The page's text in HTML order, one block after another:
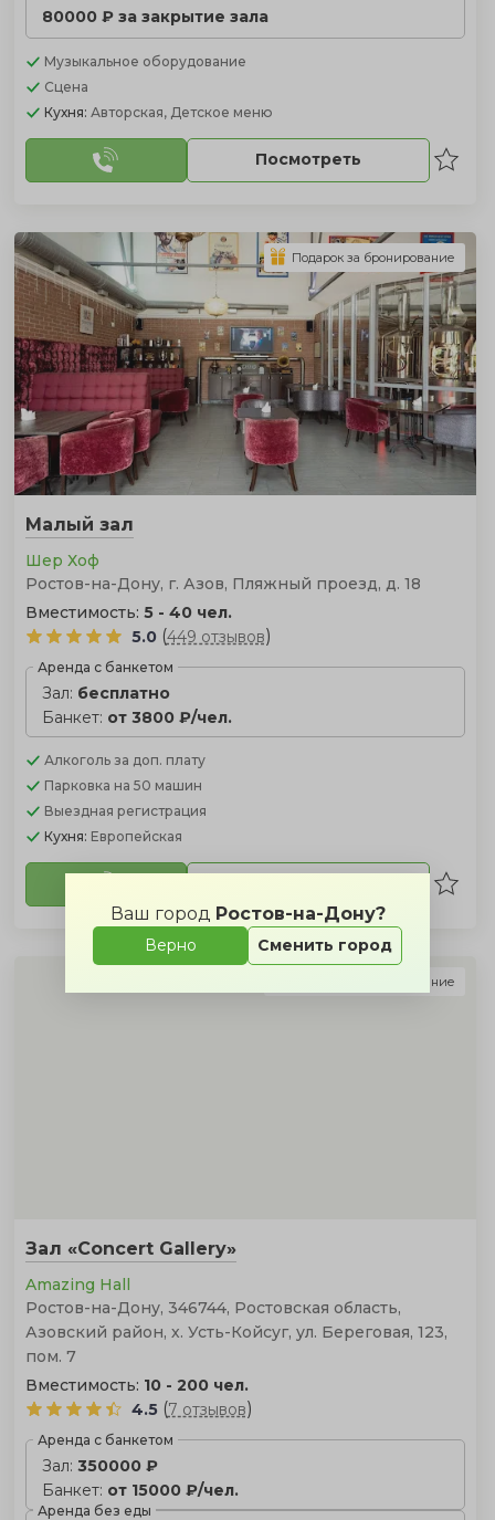
Ваш город Ростов-на-Дону?
Верно Сменить город
80000 ₽ за закрытие зала
Музыкальное оборудование
Сцена
Кухня: Авторская, Детское меню
Посмотреть
Малый зал
Шер Хоф
Ростов-на-Дону, г. Азов, Пляжный проезд, д. 18
Вместимость: 5 - 40 чел.
5.0 (449 отзывов)
Аренда с банкетом
Зал: бесплатно
Банкет: от 3800 ₽/чел.
Алкоголь за доп. плату
Парковка на 50 машин
Выездная регистрация
Кухня: Европейская
Подарок за бронирование
Зал «Concert Gallery»
Amazing Hall
Ростов-на-Дону, 346744, Ростовская область,
Азовский район, х. Усть-Койсуг, ул. Береговая, 123,
пом. 7
Вместимость: 10 - 200 чел.
4.5 (7 отзывов)
Аренда с банкетом
Зал: 350000 ₽
Банкет: от 15000 ₽/чел.
Аренда без еды
Подарок за бронирование